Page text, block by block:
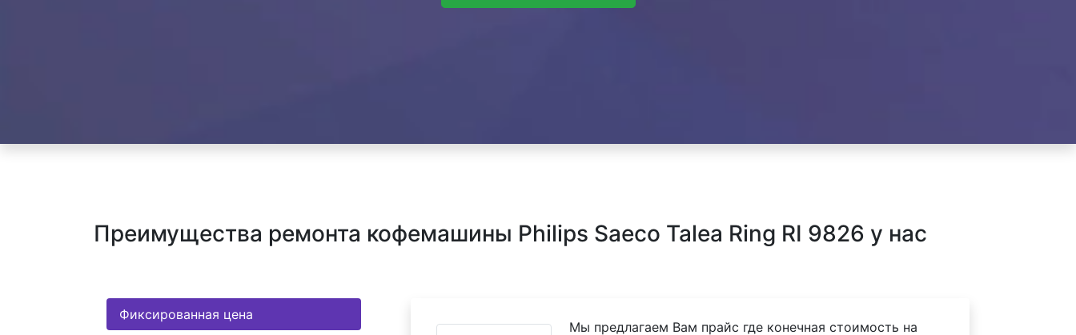
Преимущества ремонта кофемашины Philips Saeco Talea Ring RI 9826 у нас
Фиксированная цена
Мы предлагаем Вам прайс где конечная стоимость на